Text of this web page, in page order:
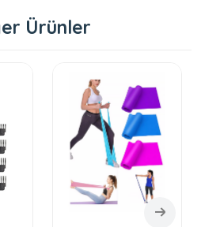
Ürünler